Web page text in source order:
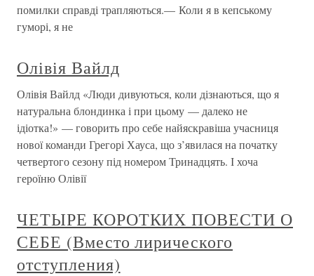
помилки справді трапляються.— Коли я в кепському
гуморі, я не
Олівія Вайлд
Олівія Вайлд «Люди дивуються, коли дізнаються, що я
натуральна блондинка і при цьому — далеко не
ідіотка!» — говорить про себе найяскравіша учасниця
нової команди Грегорі Хауса, що з’явилася на початку
четвертого сезону під номером Тринадцять. І хоча
героїню Олівії
ЧЕТЫРЕ КОРОТКИХ ПОВЕСТИ О
СЕБЕ (Вместо лирического
отступления)